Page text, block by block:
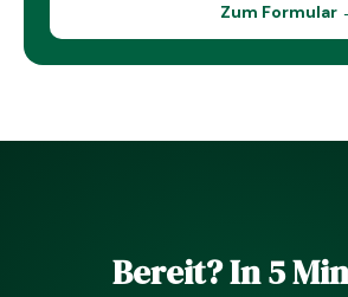
Zum Formular
Bereit? In 5